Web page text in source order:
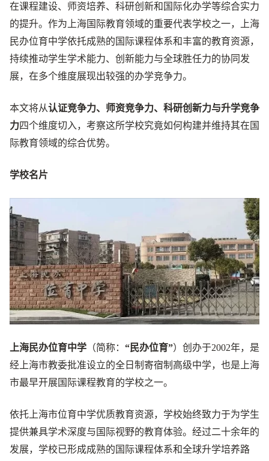
在课程建设、师资培养、科研创新和国际化办学等综合实力
的提升。作为上海国际教育领域的重要代表学校之一，上海
民办位育中学依托成熟的国际课程体系和丰富的教育资源，
持续推动学生学术能力、创新能力与全球胜任力的协同发
展，在多个维度展现出较强的办学竞争力。
本文将从认证竞争力、师资竞争力、科研创新力与升学竞争
力四个维度切入，考察这所学校究竟如何构建并维持其在国
际教育领域的综合优势。
学校名片
上海民办位育中学 （简称： “民办位育”）创办于2002年，是
经上海市教委批准设立的全日制寄宿制高级中学，也是上海
市最早开展国际课程教育的学校之一。
依托上海市位育中学优质教育资源，学校始终致力于为学生
提供兼具学术深度与国际视野的教育体验。经过二十余年的
发展，学校已形成成熟的国际课程体系和全球升学培养路